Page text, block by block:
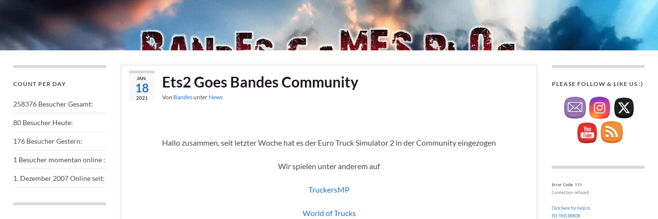
JAN.
18
2021
Ets2 Goes Bandes Community
Von Bandesunter News
Hallo zusammen, seit letzter Woche hat es der Euro Truck Simulator 2 in der Community eingezogen
Wir spielen unter anderem auf
TruckersMP
World of Trucks
COUNT PER DAY
258376 Besucher Gesamt:
80 Besucher Heute:
176 Besucher Gestern:
1 Besucher momentan online :
1. Dezember 2007Online seit:
PLEASE FOLLOW & LIKE US :)
Error Code: 111
Connection refused
Click here for help to
FIX THIS ERROR